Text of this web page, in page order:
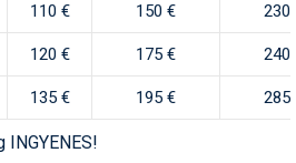
110 € 150 € 230
120 € 175 € 240
135 € 195 € 285